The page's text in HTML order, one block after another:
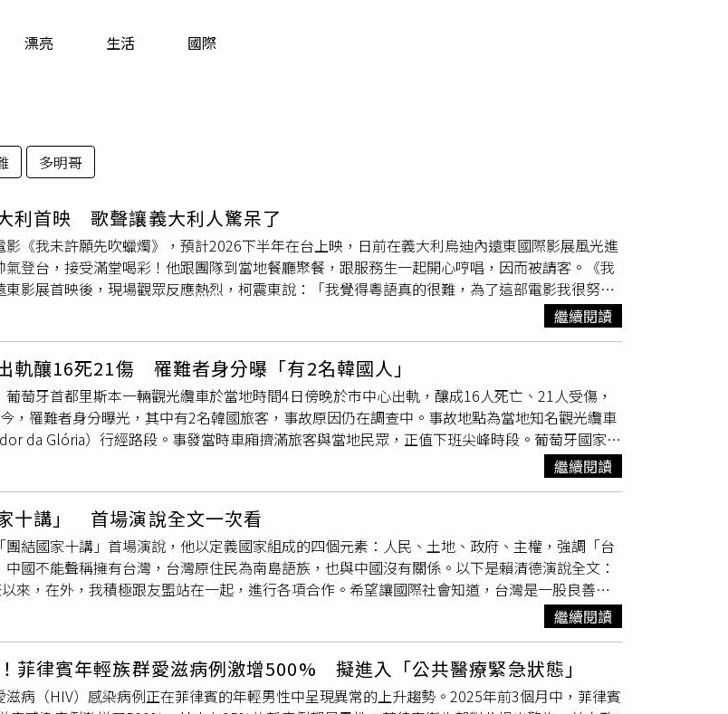
運勢
漂亮 生活 國際
多明哥
利首映 歌聲讓義大利人驚呆了
《我未許願先吹蠟燭》，預計2026下半年在台上映，日前在義大利烏迪內遠東國際影展風光進
登台，接受滿堂喝彩！他跟團隊到當地餐廳聚餐，跟服務生一起開心哼唱，因而被請客。《我
影展首映後，現場觀眾反應熱烈，柯震東說：「我覺得粵語真的很難，為了這部電影我很努力
部電影。」導演周鉅宏表示：「小時候很喜歡足球，夢想可以到義大利甲組聯賽踢球，結果後
長大一點發現這裡有個電影節，很常放亞洲電影，今天終於帶著台灣電影來到這裡，很開心！」
前我第一次到烏迪內，認識了也是第一次到烏迪內的柯震東，我們那時說好一定要合作一部電
，這案子真的成了。烏迪內對我而言，是非常幸運的地方！」《我未許願先吹蠟燭》於義大利
／FEFF28提供／攝影Alice Durigatto）首映後的夜晚，柯震東與團隊在烏迪內聚餐，席間，男
以義大利文哼唱著〈O Sole Mio〉（我的太陽），沒想到，柯震東也開心地跟著唱，而且還是
近其它桌的年輕人都十分驚訝，為何他會唱義大利文，酒保因為讚賞他唱得很好聽又會義大利
獻上棒棒糖搭建的樹塔當禮物。事後，監製也納悶柯震東為何會唱？他回答「小時候有教
大男高音之一帕華洛帝有唱過。監製以為他隨口亂說，再考他另兩位男高音是誰？他仍答出是多
的有關注。另外，監製唐在揚與導演周鉅宏在交流酒會遇上《國寶》導演李相日，雙方相互交
蠟燭》正好在同日接連放映，成為難得的緣分。柯震東為本片敬業吃肥。前年12月他赴澳門拍
筵新片，飾演來自台灣的「討債廢柴」志華，編導設定角色的作息及飲食不正常，體態應該
不忌口增胖，當時腰圍足足增加4吋，約增胖10公斤。他說：「一開始覺得增肥對我來說很簡
時間與精力讓自己在短時間內增肥。尤其是宵夜，因為我平常的飲食其實很清淡也吃不多，為
盡量吃！」電影《我未許願先吹蠟燭》講述澳門小女孩JoJo身懷籌碼，僱用了來自台灣的討債
大一小各懷鬼胎，展開一次相親相愛又相騙的老千行動。電影預計2026下半年在台上映。
繼續閱讀
軌釀16死21傷 罹難者身分曝「有2名韓國人」
萄牙首都里斯本一輛觀光纜車於當地時間4日傍晚於市中心出軌，釀成16人死亡、21人受傷，
，罹難者身分曝光，其中有2名韓國旅客，事故原因仍在調查中。事故地點為當地知名觀光纜車
da Glória）行經路段。事發當時車廂擠滿旅客與當地民眾，正值下班尖峰時段。葡萄牙國家調
（Luís Neves）表示，從現場回收的證件與相關證據研判，罹難者中極可能包含2名加拿大
國人與1名烏克蘭人，目前仍有3名死者身份待確認。葡萄牙檢察總長辦公室指出，目前已確認的
葡萄牙人、2名南韓人與1名瑞士人。受傷者則來自多國，里斯本民防局長說明，傷者包括年齡在
，以及一名3歲兒童。傷者包括葡萄牙人，以及2名德國人、2名西班牙人，以及分別來自法國、
摩洛哥、韓國和佛得角的人員。葡萄牙里斯本觀光纜車出軌，造成16人死亡。（圖／達志／美
去年吸引約850萬名旅客造訪，其中不少人會排隊搭乘這條全長僅數百公尺、坡度陡峭、風景
事故再度凸顯觀光設施安全的重要性。葡萄牙總理蒙特內哥羅（Luis Montenegro）在總理官邸
，稱之為「超越國界的悲劇」並形容為「葡萄牙近年來最重大的災難之一」。政府於5日宣布
致意。同日晚間，總統馬塞洛雷貝洛德索薩（Marcelo Rebelo de Sousa）、里斯本市長卡洛斯
）與總理蒙特內哥羅一同出席在聖多明哥
教堂（Church of Saint Dominic）舉行的追思彌撒。
持鮮花進入燭光環繞的教堂，氣氛哀戚。里斯本總主教帕特里亞克魯伊一世（Patriarch Rui I）
機械充滿信任，但這次，它背叛了我們的信念。」
繼續閱讀
十講」 首場演說全文一次看
結國家十講」首場演說，他以定義國家組成的四個元素：人民、土地、政府、主權，強調「台
國不能聲稱擁有台灣，台灣原住民為南島語族，也與中國沒有關係。以下是賴清德演說全文：
來，在外，我積極跟友盟站在一起，進行各項合作。希望讓國際社會知道，台灣是一股良善的
為國際社會貢獻更多，對內，我一直希望，能夠團結國人、團結朝野、團結國家，因應各種挑
化經濟韌性，以及解決面對的各項問題，特別是來自中國的併吞威脅。因此我很高興，也很榮幸
地區七社聯合例會的邀請，進行團結國家十講的第一講。我們都很清楚，國際扶輪人除了每一個
夢想，照顧家人以外，其實也對國家社會直接的貢獻。更參與國際扶輪社團，發揚扶輪精神，
有超我服務。希望社會能夠更進步，經濟能夠更繁榮，國家能夠更團結。我要跟各位扶輪弟兄
繼續閱讀
菲律賓年輕族群愛滋病例激增500% 擬進入「公共醫療緊急狀態」
病（HIV）感染病例正在菲律賓的年輕男性中呈現異常的上升趨勢。2025年前3個月中，菲律賓